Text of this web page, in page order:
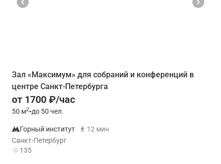
Зал «Максимум» для собраний и конференций в
центре Санкт-Петербурга
от 1700 ₽/час
50 м2•до 50 чел.
Горный институт
12 мин
Санкт-Петербург
135